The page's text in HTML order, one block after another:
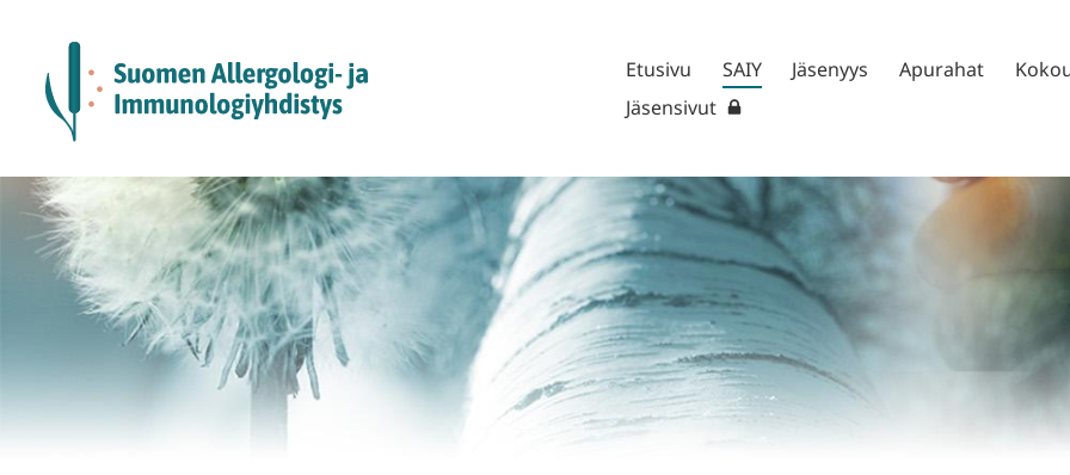
sisältöön
Suomen Allergologi- ja immunologiyhdistys ry.
Etusivu SAIY Jäsenyys Apurahat
Jäsensivut